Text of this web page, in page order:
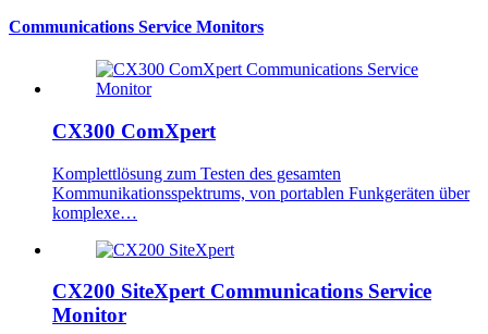
Communications Service Monitors
CX300 ComXpert
Komplettlösung zum Testen des gesamten
Kommunikationsspektrums, von portablen Funkgeräten über
komplexe…
CX200 SiteXpert Communications Service
Monitor